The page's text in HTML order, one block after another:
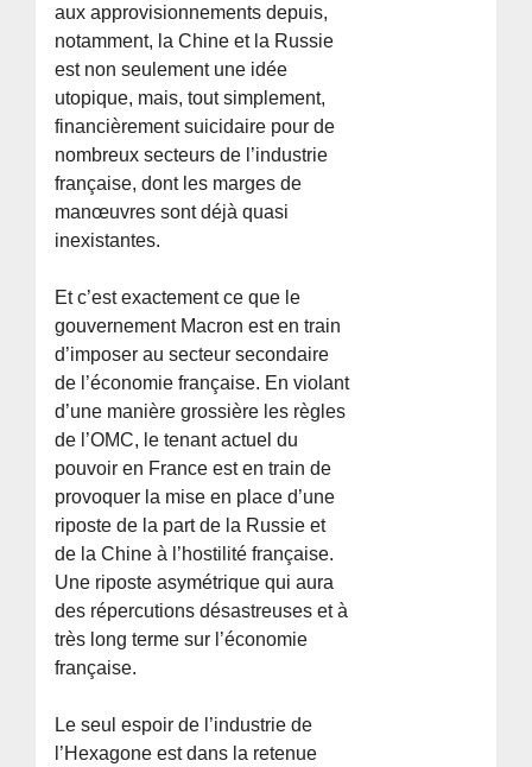
aux approvisionnements depuis,
notamment, la Chine et la Russie
est non seulement une idée
utopique, mais, tout simplement,
financièrement suicidaire pour de
nombreux secteurs de l’industrie
française, dont les marges de
manœuvres sont déjà quasi
inexistantes.
Et c’est exactement ce que le
gouvernement Macron est en train
d’imposer au secteur secondaire
de l’économie française. En violant
d’une manière grossière les règles
de l’OMC, le tenant actuel du
pouvoir en France est en train de
provoquer la mise en place d’une
riposte de la part de la Russie et
de la Chine à l’hostilité française.
Une riposte asymétrique qui aura
des répercutions désastreuses et à
très long terme sur l’économie
française.
Le seul espoir de l’industrie de
l’Hexagone est dans la retenue